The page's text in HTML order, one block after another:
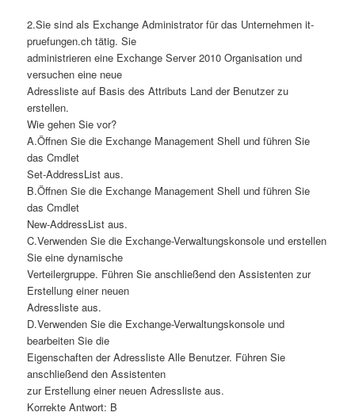
2.Sie sind als Exchange Administrator für das Unternehmen it-
pruefungen.ch tätig. Sie
administrieren eine Exchange Server 2010 Organisation und
versuchen eine neue
Adressliste auf Basis des Attributs Land der Benutzer zu
erstellen.
Wie gehen Sie vor?
A.Öffnen Sie die Exchange Management Shell und führen Sie
das Cmdlet
Set-AddressList aus.
B.Öffnen Sie die Exchange Management Shell und führen Sie
das Cmdlet
New-AddressList aus.
C.Verwenden Sie die Exchange-Verwaltungskonsole und erstellen
Sie eine dynamische
Verteilergruppe. Führen Sie anschließend den Assistenten zur
Erstellung einer neuen
Adressliste aus.
D.Verwenden Sie die Exchange-Verwaltungskonsole und
bearbeiten Sie die
Eigenschaften der Adressliste Alle Benutzer. Führen Sie
anschließend den Assistenten
zur Erstellung einer neuen Adressliste aus.
Korrekte Antwort: B